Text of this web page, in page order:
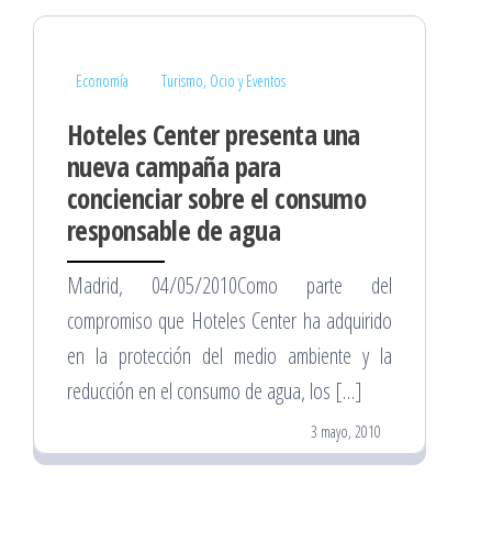
Economía Turismo, Ocio y Eventos
Hoteles Center presenta una
nueva campaña para
concienciar sobre el consumo
responsable de agua
Madrid, 04/05/2010Como parte del
compromiso que Hoteles Center ha adquirido
en la protección del medio ambiente y la
reducción en el consumo de agua, los […]
3 mayo, 2010